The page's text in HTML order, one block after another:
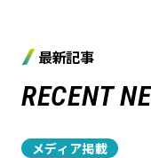
最新記事
RECENT
メディア掲載